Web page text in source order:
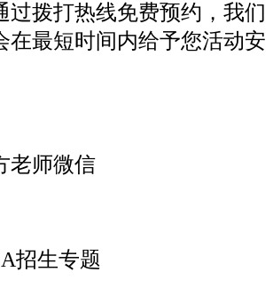
过拨打热线免费预约，我们
在最短时间内给予您活动安
老师微信
招生专题